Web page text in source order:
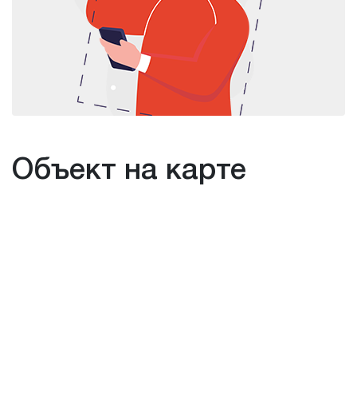
Объект на карте